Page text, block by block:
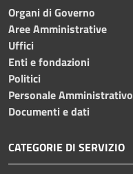
Organi di Governo
Aree Amministrative
Uffici
Enti e fondazioni
Politici
Personale Amministrativo
Documenti e dati
CATEGORIE DI SERVIZIO